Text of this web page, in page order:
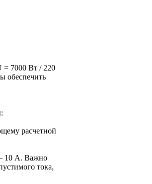
= 7000 Вт / 220
обеспечить
расчетной
10 А. Важно
тока,